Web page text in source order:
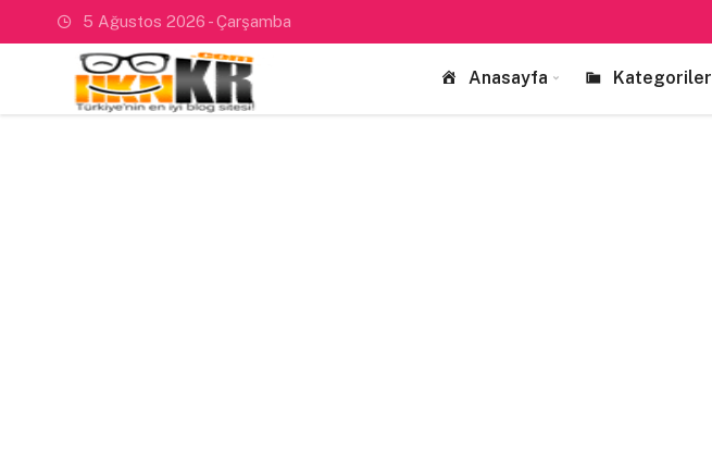
5 Ağustos 2026 - Çarşamba
Anasayfa Kategoriler